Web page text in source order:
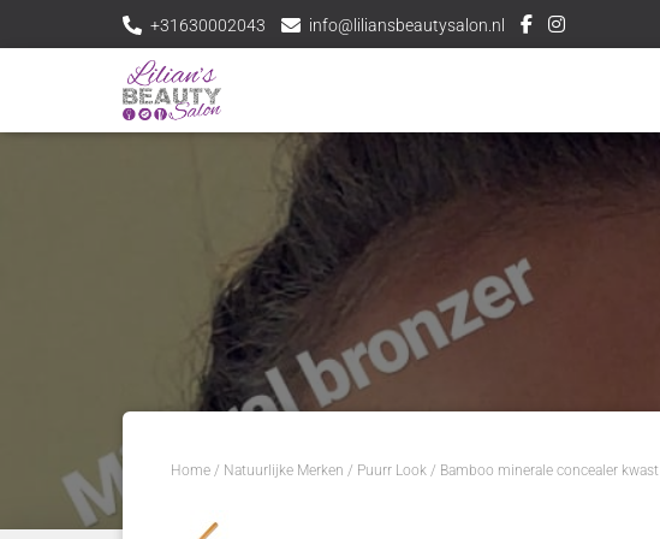
+31630002043 info@liliansbeautysalon.nl
Home / Natuurlijke Merken / Puurr Look / Bamboo minerale concealer kwast